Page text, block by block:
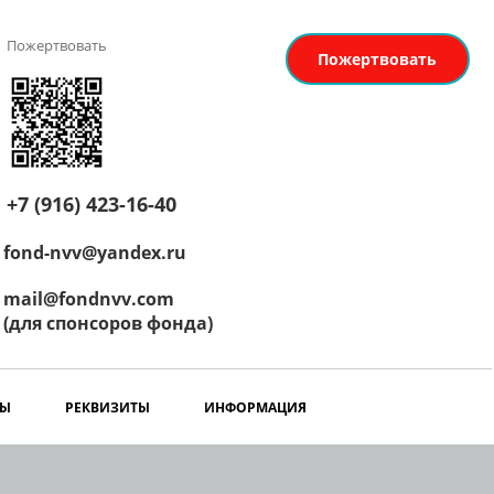
fond-nvv@yandex.ru
mail@fondnvv.com
(для спонсоров фонда)
+7 (916) 423-16-40
Пожертвовать
Пожертвовать
РЕКВИЗИТЫ ИНФОРМАЦИЯ